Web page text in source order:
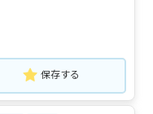
保存する